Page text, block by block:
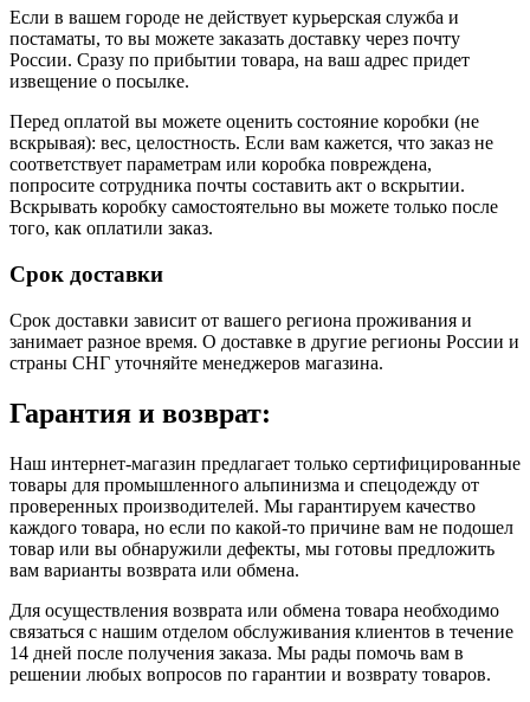
Если в вашем городе не действует курьерская служба и
постаматы, то вы можете заказать доставку через почту
России. Сразу по прибытии товара, на ваш адрес придет
извещение о посылке.
Перед оплатой вы можете оценить состояние коробки (не
вскрывая): вес, целостность. Если вам кажется, что заказ не
соответствует параметрам или коробка повреждена,
попросите сотрудника почты составить акт о вскрытии.
Вскрывать коробку самостоятельно вы можете только после
того, как оплатили заказ.
Срок доставки
Срок доставки зависит от вашего региона проживания и
занимает разное время. О доставке в другие регионы России и
страны СНГ уточняйте менеджеров магазина.
Гарантия и возврат:
Наш интернет-магазин предлагает только сертифицированные
товары для промышленного альпинизма и спецодежду от
проверенных производителей. Мы гарантируем качество
каждого товара, но если по какой-то причине вам не подошел
товар или вы обнаружили дефекты, мы готовы предложить
вам варианты возврата или обмена.
Для осуществления возврата или обмена товара необходимо
связаться с нашим отделом обслуживания клиентов в течение
14 дней после получения заказа. Мы рады помочь вам в
решении любых вопросов по гарантии и возврату товаров.